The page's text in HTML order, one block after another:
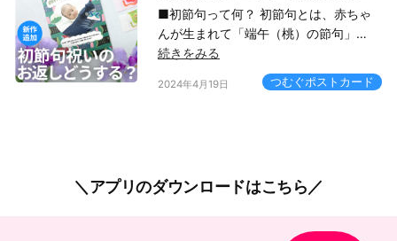
■初節句って何？ 初節句とは、赤ちゃ
んが生まれて「端午（桃）の節句」…
続きをみる
2024年4月19日 つむぐポストカード
アプリのダウンロードはこちら